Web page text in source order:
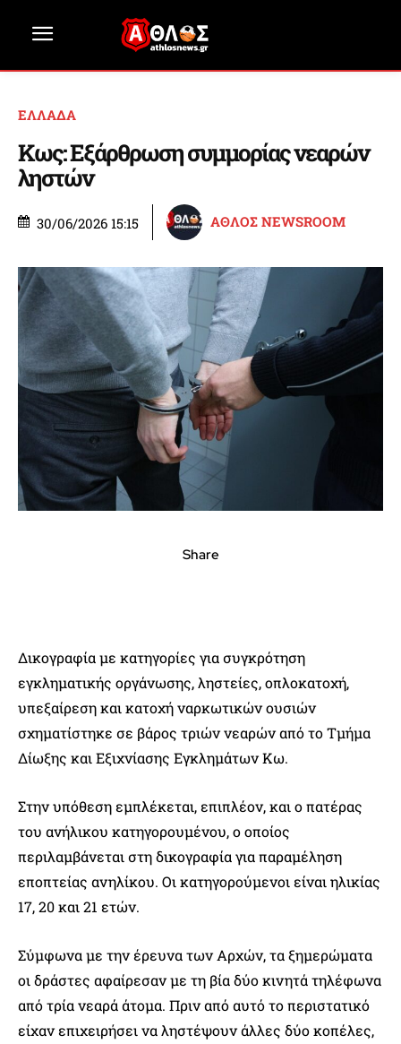
ΕΛΛΑΔΑ
Κως: Εξάρθρωση συμμορίας νεαρών
ληστών
30/06/2026 15:15 ΑΘΛΟΣ NEWSROOM
Share
Δικογραφία με κατηγορίες για συγκρότηση
εγκληματικής οργάνωσης, ληστείες, οπλοκατοχή,
υπεξαίρεση και κατοχή ναρκωτικών ουσιών
σχηματίστηκε σε βάρος τριών νεαρών από το Τμήμα
Δίωξης και Εξιχνίασης Εγκλημάτων Κω.
Στην υπόθεση εμπλέκεται, επιπλέον, και ο πατέρας
του ανήλικου κατηγορουμένου, ο οποίος
περιλαμβάνεται στη δικογραφία για παραμέληση
εποπτείας ανηλίκου. Οι κατηγορούμενοι είναι ηλικίας
17, 20 και 21 ετών.
Σύμφωνα με την έρευνα των Αρχών, τα ξημερώματα
οι δράστες αφαίρεσαν με τη βία δύο κινητά τηλέφωνα
από τρία νεαρά άτομα. Πριν από αυτό το περιστατικό
είχαν επιχειρήσει να ληστέψουν άλλες δύο κοπέλες,